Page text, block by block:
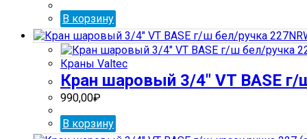
В корзину
Краны Valtec
Кран шаровый 3/4″ VT BASE
990,00₽
В корзину